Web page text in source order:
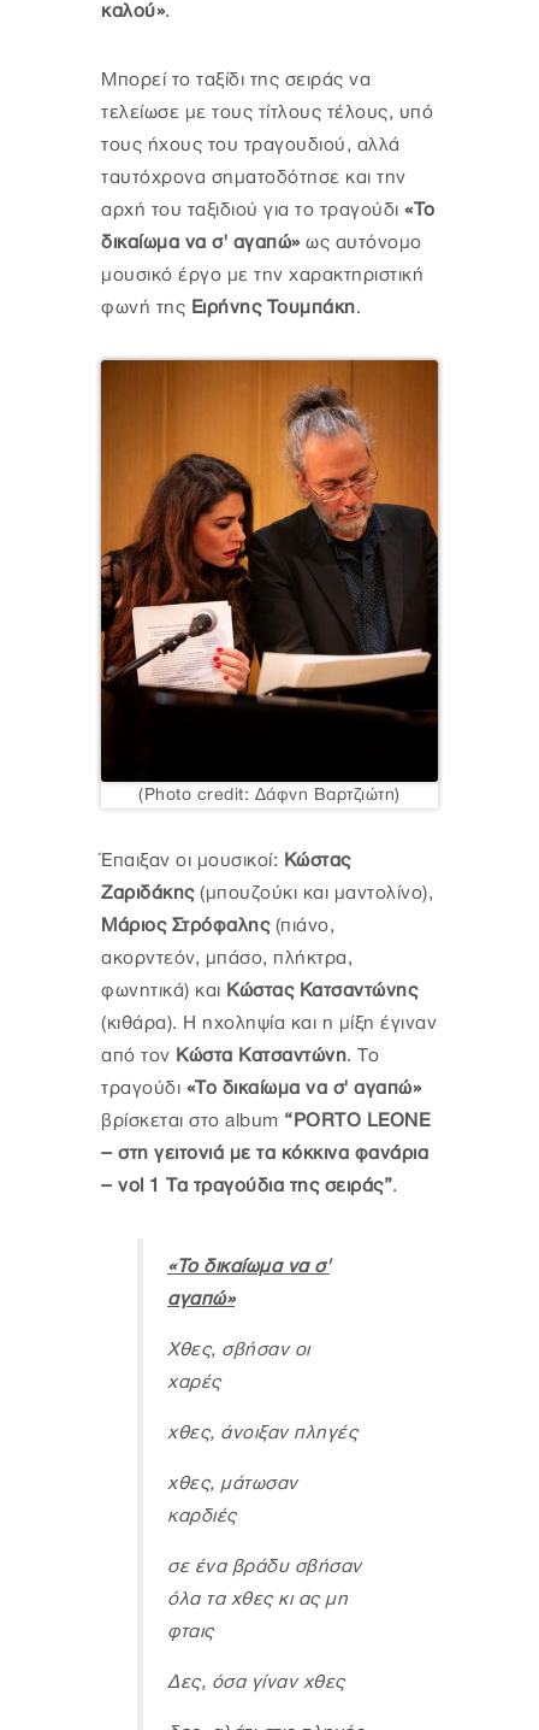
καλού».
Μπορεί το ταξίδι της σειράς να
τελείωσε με τους τίτλους τέλους, υπό
τους ήχους του τραγουδιού, αλλά
ταυτόχρονα σηματοδότησε και την
αρχή του ταξιδιού για το τραγούδι «Το
δικαίωμα να σ' αγαπώ» ως αυτόνομο
μουσικό έργο με την χαρακτηριστική
φωνή της Ειρήνης Τουμπάκη.
(Photo credit: Δάφνη Βαρτζιώτη)
Έπαιξαν οι μουσικοί: Κώστας
Ζαριδάκης(μπουζούκι και μαντολίνο),
Μάριος Στρόφαλης(πιάνο,
ακορντεόν, μπάσο, πλήκτρα,
φωνητικά) και Κώστας Κατσαντώνης
(κιθάρα). Η ηχοληψία και η μίξη έγιναν
από τον Kώστα Κατσαντώνη. Το
τραγούδι «Το δικαίωμα να σ' αγαπώ»
βρίσκεται στο album “PORTO LEONE
– στη γειτονιά με τα κόκκινα φανάρια
– vol 1 Τα τραγούδια της σειράς”.
«Το δικαίωμα να σ'
αγαπώ»
Χθες, σβήσαν οι
χαρές
χθες, άνοιξαν πληγές
χθες, μάτωσαν
καρδιές
σε ένα βράδυ σβήσαν
όλα τα χθες κι ας μη
φταις
Δες, όσα γίναν χθες